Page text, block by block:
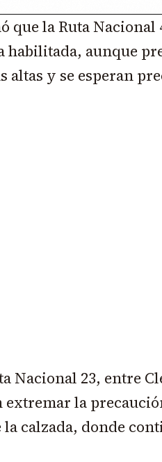
que la Ruta Nacional
aunque
altas y se esperan
Nacional 23, entre
la
calzada, donde